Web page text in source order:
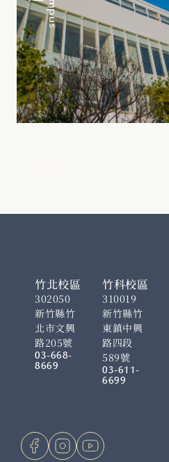
竹北校區
302050
新竹縣竹
北市文興
路205號
03-668-
8669
竹科校區
310019
新竹縣竹
東鎮中興
路四段
589號
03-611-
6699